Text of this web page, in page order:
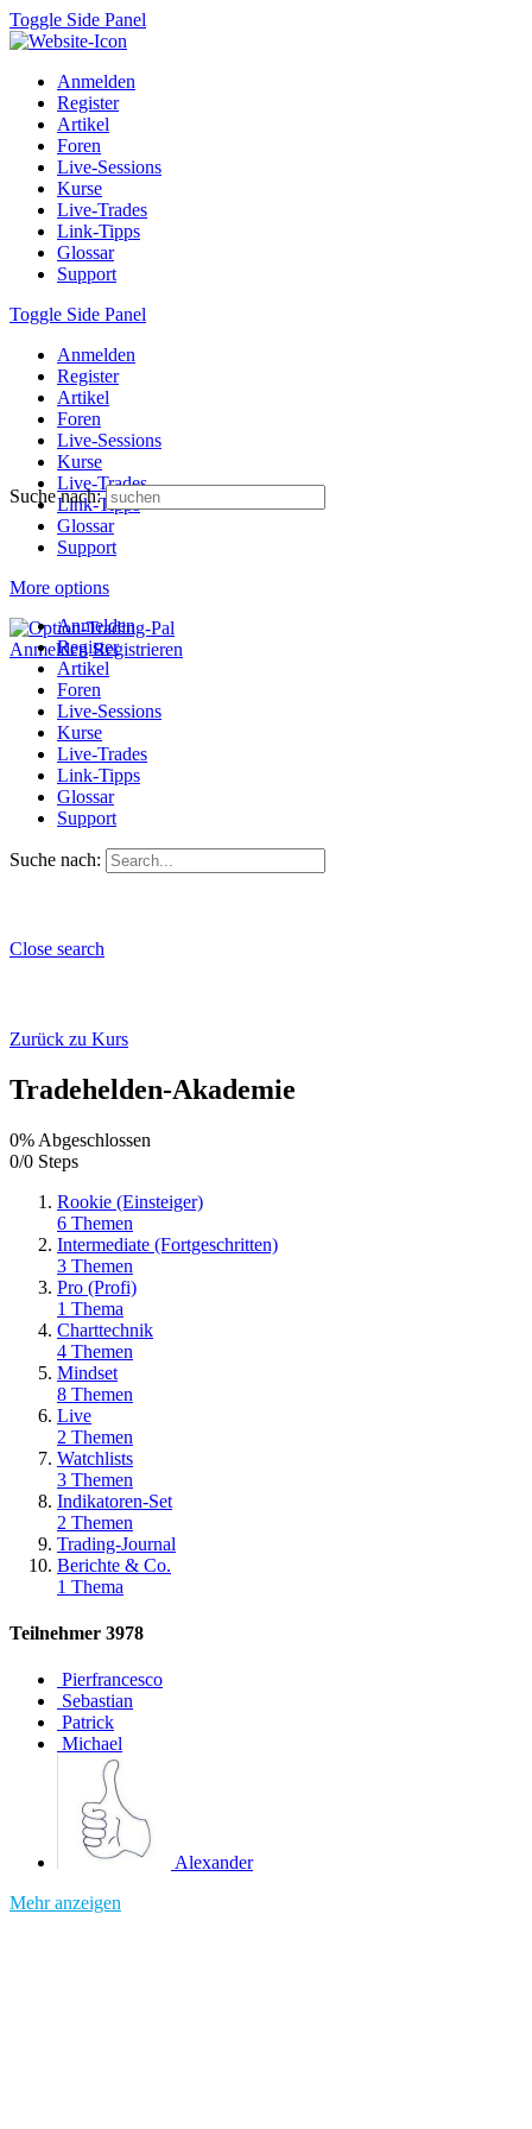
Toggle Side Panel
Anmelden
Register
Artikel
Foren
Live-Sessions
Kurse
Live-Trades
Link-Tipps
Glossar
Support
Toggle Side Panel
Anmelden
Register
Artikel
Foren
Live-Sessions
Kurse
Live-Trades
Link-Tipps
Glossar
Support
More options
Anmelden Registrieren
Suche nach:
Anmelden
Register
Artikel
Foren
Live-Sessions
Kurse
Live-Trades
Link-Tipps
Glossar
Support
Suche nach:
Close search
Zurück zu Kurs
Tradehelden-Akademie
0% Abgeschlossen
0/0 Steps
Rookie (Einsteiger)
6 Themen
Intermediate (Fortgeschritten)
3 Themen
Pro (Profi)
1 Thema
Charttechnik
4 Themen
Mindset
8 Themen
Live
2 Themen
Watchlists
3 Themen
Indikatoren-Set
2 Themen
Trading-Journal
Berichte & Co.
1 Thema
Teilnehmer 3978
Pierfrancesco
Sebastian
Patrick
Michael
Alexander
Mehr anzeigen